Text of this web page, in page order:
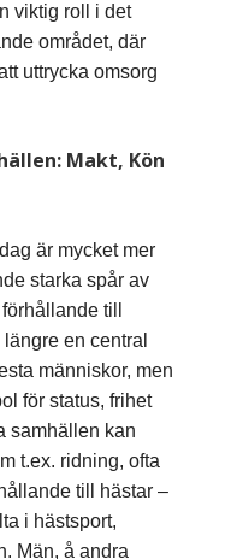
viktig roll i det
området, där
uttrycka omsorg
Makt, Kön
är mycket mer
starka spår av
till
en central
människor, men
för status, frihet
samhällen kan
t.ex. ridning, ofta
till hästar –
i hästsport,
Män, å andra